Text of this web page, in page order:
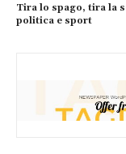
Tira lo spago, tira la
politica e sport